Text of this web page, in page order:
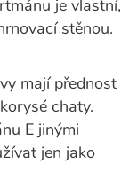
je vlastní,
stěnou.
mají přednost
chaty.
E jinými
jen jako